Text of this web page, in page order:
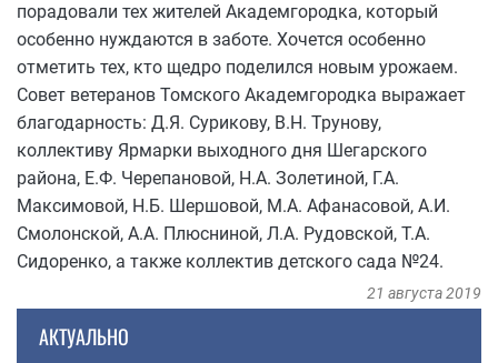
порадовали тех жителей Академгородка, который
особенно нуждаются в заботе. Хочется особенно
отметить тех, кто щедро поделился новым урожаем.
Совет ветеранов Томского Академгородка выражает
благодарность: Д.Я. Сурикову, В.Н. Трунову,
коллективу Ярмарки выходного дня Шегарского
района, Е.Ф. Черепановой, Н.А. Золетиной, Г.А.
Максимовой, Н.Б. Шершовой, М.А. Афанасовой, А.И.
Смолонской, А.А. Плюсниной, Л.А. Рудовской, Т.А.
Сидоренко, а также коллектив детского сада №24.
21 августа 2019
АКТУАЛЬНО